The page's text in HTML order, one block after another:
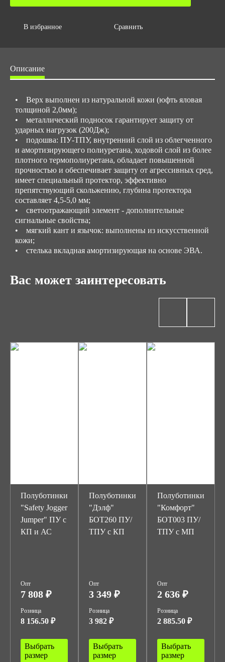
Объем за ед,м3
В избранное Сравнить
Описание
• Верх выполнен из натуральной кожи (юфть яловая
толщиной 2,0мм);
• металлический подносок гарантирует защиту от
ударных нагрузок (200Дж);
• подошва: ПУ-ТПУ, внутренний слой из облегченного
и амортизирующего полиуретана, ходовой слой из более
плотного термополиуретана, обладает повышенной
прочностью и обеспечивает защиту от агрессивных сред,
имеет специальный протектор, эффективно
препятствующий скольжению, глубина протектора
составляет 4,5-5,0 мм;
• светоотражающий элемент - дополнительные
сигнальные свойства;
• мягкий кант и язычок: выполнены из искусственной
кожи;
• стелька вкладная амортизирующая на основе ЭВА.
Вас может заинтересовать
Полуботинки
"Safety Jogger
Jumper" ПУ с
КП и АС
Опт
7 808 ₽
Розница
8 156.50 ₽
Выбрать
размер
Полуботинки
"Дэлф"
БОТ260 ПУ/
ТПУ с КП
Опт
3 349 ₽
Розница
3 982 ₽
Выбрать
размер
Полуботинки
"Комфорт"
БОТ003 ПУ/
ТПУ с МП
Опт
2 636 ₽
Розница
2 885.50 ₽
Выбрать
размер